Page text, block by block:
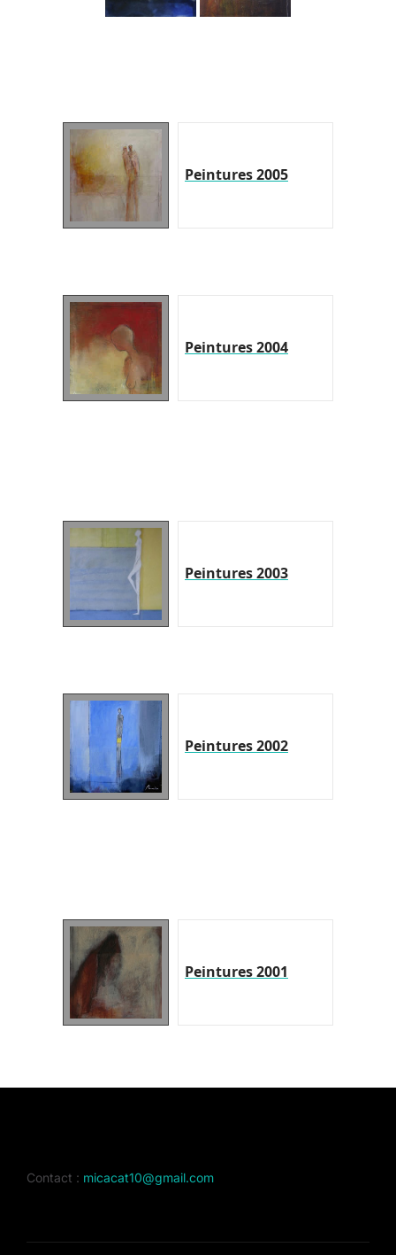
Peintures 2005
Peintures 2004
Peintures 2003
Peintures 2002
Peintures 2001
Contact : micacat10@gmail.com